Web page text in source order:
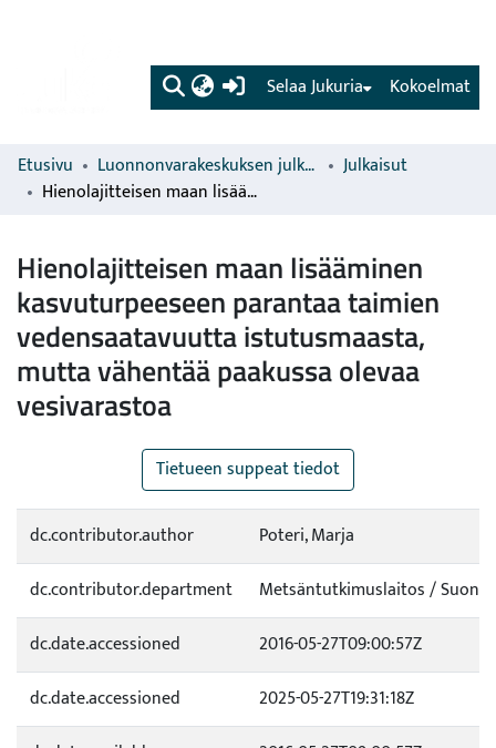
(current) Kokoelmat
Selaa Jukuria
Etusivu Luonnonvarakeskuksen julkaisut
Julkaisut
Hienolajitteisen maan lisääminen kasvuturpeeseen parantaa taimien vedensaatavuutta istutusmaasta, mutta vähentää paakussa olevaa vesivarastoa
Hienolajitteisen maan lisääminen
kasvuturpeeseen parantaa taimien
vedensaatavuutta istutusmaasta,
mutta vähentää paakussa olevaa
vesivarastoa
Tietueen suppeat tiedot
dc.contributor.author
Poteri, Marja
dc.contributor.department
Metsäntutkimuslaitos /
dc.date.accessioned
2016-05-27T09:00:57Z
dc.date.accessioned
2025-05-27T19:31:18Z